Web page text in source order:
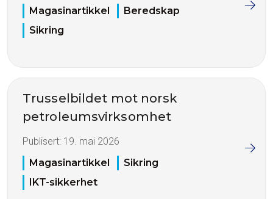
Magasinartikkel
Beredskap
Sikring
Trusselbildet mot norsk
petroleumsvirksomhet
Publisert: 19. mai 2026
Magasinartikkel
Sikring
IKT-sikkerhet